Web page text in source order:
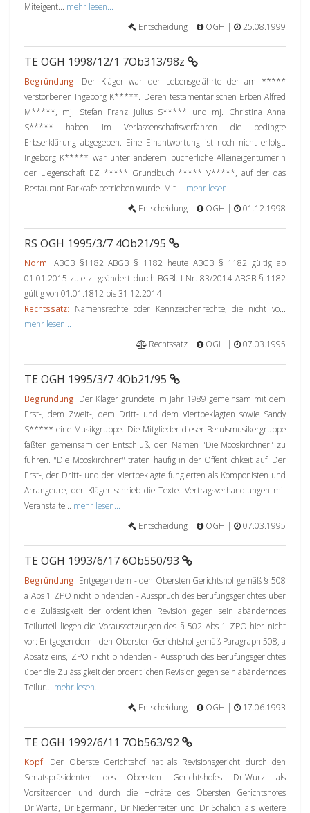
Miteigent... mehr lesen...
Entscheidung |
OGH | 25.08.1999
TE OGH 1998/12/1 7Ob313/98z
Begründung: Der Kläger war der Lebensgefährte der am *****
verstorbenen Ingeborg K*****. Deren testamentarischen Erben Alfred
M*****, mj. Stefan Franz Julius S***** und mj. Christina Anna
S***** haben im Verlassenschaftsverfahren die bedingte
Erbserklärung abgegeben. Eine Einantwortung ist noch nicht erfolgt.
Ingeborg K***** war unter anderem bücherliche Alleineigentümerin
der Liegenschaft EZ ***** Grundbuch ***** V*****, auf der das
Restaurant Parkcafe betrieben wurde. Mit ... mehr lesen...
Entscheidung |
OGH | 01.12.1998
RS OGH 1995/3/7 4Ob21/95
Norm: ABGB §1182 ABGB § 1182 heute ABGB § 1182 gültig ab
01.01.2015 zuletzt geändert durch BGBl. I Nr. 83/2014 ABGB § 1182
gültig von 01.01.1812 bis 31.12.2014
Rechtssatz: Namensrechte oder Kennzeichenrechte, die nicht vo...
mehr lesen...
Rechtssatz |
OGH | 07.03.1995
TE OGH 1995/3/7 4Ob21/95
Begründung: Der Kläger gründete im Jahr 1989 gemeinsam mit dem
Erst-, dem Zweit-, dem Dritt- und dem Viertbeklagten sowie Sandy
S***** eine Musikgruppe. Die Mitglieder dieser Berufsmusikergruppe
faßten gemeinsam den Entschluß, den Namen "Die Mooskirchner" zu
führen. "Die Mooskirchner" traten häufig in der Öffentlichkeit auf. Der
Erst-, der Dritt- und der Viertbeklagte fungierten als Komponisten und
Arrangeure, der Kläger schrieb die Texte. Vertragsverhandlungen mit
Veranstalte... mehr lesen...
Entscheidung |
OGH | 07.03.1995
TE OGH 1993/6/17 6Ob550/93
Begründung: Entgegen dem - den Obersten Gerichtshof gemäß § 508
a Abs 1 ZPO nicht bindenden - Ausspruch des Berufungsgerichtes über
die Zulässigkeit der ordentlichen Revision gegen sein abänderndes
Teilurteil liegen die Voraussetzungen des § 502 Abs 1 ZPO hier nicht
vor: Entgegen dem - den Obersten Gerichtshof gemäß Paragraph 508, a
Absatz eins, ZPO nicht bindenden - Ausspruch des Berufungsgerichtes
über die Zulässigkeit der ordentlichen Revision gegen sein abänderndes
Teilur... mehr lesen...
Entscheidung |
OGH | 17.06.1993
TE OGH 1992/6/11 7Ob563/92
Kopf: Der Oberste Gerichtshof hat als Revisionsgericht durch den
Senatspräsidenten des Obersten Gerichtshofes Dr.Wurz als
Vorsitzenden und durch die Hofräte des Obersten Gerichtshofes
Dr.Warta, Dr.Egermann, Dr.Niederreiter und Dr.Schalich als weitere